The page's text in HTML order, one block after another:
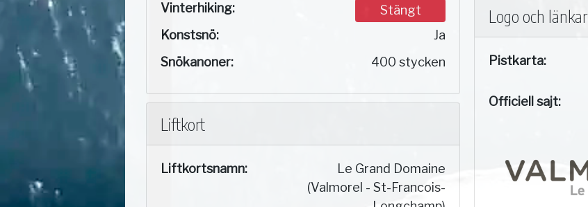
Vinterhiking:
Stängt
Konstsnö:
Ja
Snökanoner:
400 stycken
Liftkort
Liftkortsnamn:
Le Grand Domaine
(Valmorel - St-Francois-
Logo och länkar
Pistkarta:
Officiell sajt: